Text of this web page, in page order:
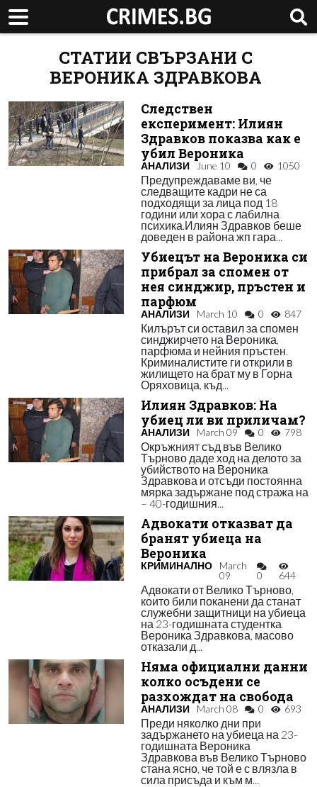
СТАТИИ СВЪРЗАНИ С
ВЕРОНИКА ЗДРАВКОВА
Следствен
експеримент: Илиян
Здравков показва как е
убил Вероника
АНАЛИЗИ June 10 0 1050
Предупреждаваме ви, че
следващите кадри не са
подходящи за лица под 18
години или хора с лабилна
психика.Илиян Здравков беше
доведен в района жп гара...
Убиецът на Вероника си
прибрал за спомен от
нея синджир, пръстен и
парфюм
АНАЛИЗИ March 10 0 847
Килърът си оставил за спомен
синджирчето на Вероника,
парфюма и нейния пръстен.
Криминалистите ги открили в
жилището на брат му в Горна
Оряховица, къд...
Илиян Здравков: На
убиец ли ви приличам?
АНАЛИЗИ March 09 0 798
Окръжният съд във Велико
Търново даде ход на делото за
убийството на Вероника
Здравкова и отсъди постоянна
мярка задържане под стража на
– 40-годишния...
Адвокати отказват да
бранят убиеца на
Вероника
КРИМИНАЛНО
March
09
0 644
Адвокати от Велико Търново,
които били поканени да станат
служебни защитници на убиеца
на 23-годишната студентка
Вероника Здравкова, масово
отказали д...
Няма официални данни
колко осъдени се
разхождат на свобода
АНАЛИЗИ March 08 0 693
Преди няколко дни при
задържането на убиеца на 23-
годишната Вероника
Здравкова във Велико Търново
стана ясно, че той е с влязла в
сила присъда и към м...